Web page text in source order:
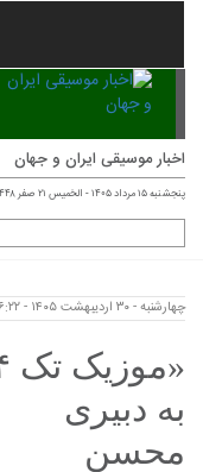
اخبار موسیقی ایران و جهان
پنجشنبه ۱۵ مرداد ۱۴۰۵ - الخميس ۲۱ صفر ۱۴۴۸
چهارشنبه - ۳۰ اردیبهشت ۱۴۰۵ - ۱۶:۲۲
به دبیری
محسن